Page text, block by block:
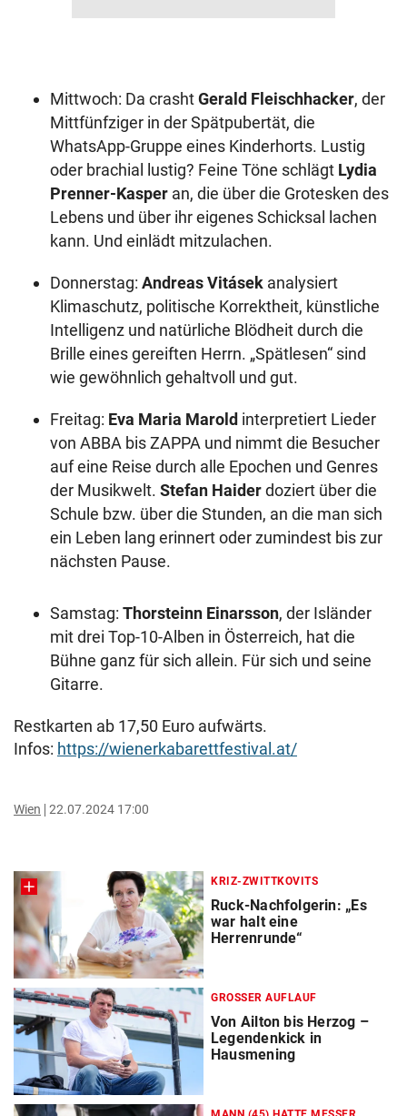
Mittwoch: Da crashtGerald Fleischhacker, der
Mittfünfziger in der Spätpubertät, die
WhatsApp-Gruppe eines Kinderhorts. Lustig
oder brachial lustig? Feine Töne schlägt Lydia
Prenner-Kasper an, die über die Grotesken des
Lebens und über ihr eigenes Schicksal lachen
kann. Und einlädt mitzulachen.
Donnerstag: Andreas Vitásek analysiert
Klimaschutz, politische Korrektheit, künstliche
Intelligenz und natürliche Blödheit durch die
Brille eines gereiften Herrn. „Spätlesen“ sind
wie gewöhnlich gehaltvoll und gut.
Freitag: Eva Maria Marold interpretiert Lieder
von ABBA bis ZAPPA und nimmt die Besucher
auf eine Reise durch alle Epochen und Genres
der Musikwelt. Stefan Haiderdoziert über die
Schule bzw. über die Stunden, an die man sich
ein Leben lang erinnert oder zumindest bis zur
nächsten Pause.
Samstag: Thorsteinn Einarsson, der Isländer
mit drei Top-10-Alben in Österreich, hat die
Bühne ganz für sich allein. Für sich und seine
Gitarre.
Restkarten ab 17,50 Euro aufwärts.
Infos: https://wienerkabarettfestival.at/
Wien 22.07.2024 17:00
KRIZ-ZWITTKOVITS
Ruck-Nachfolgerin: „Es
war halt eine
Herrenrunde“
GROSSER AUFLAUF
Von Ailton bis Herzog –
Legendenkick in
Hausmening